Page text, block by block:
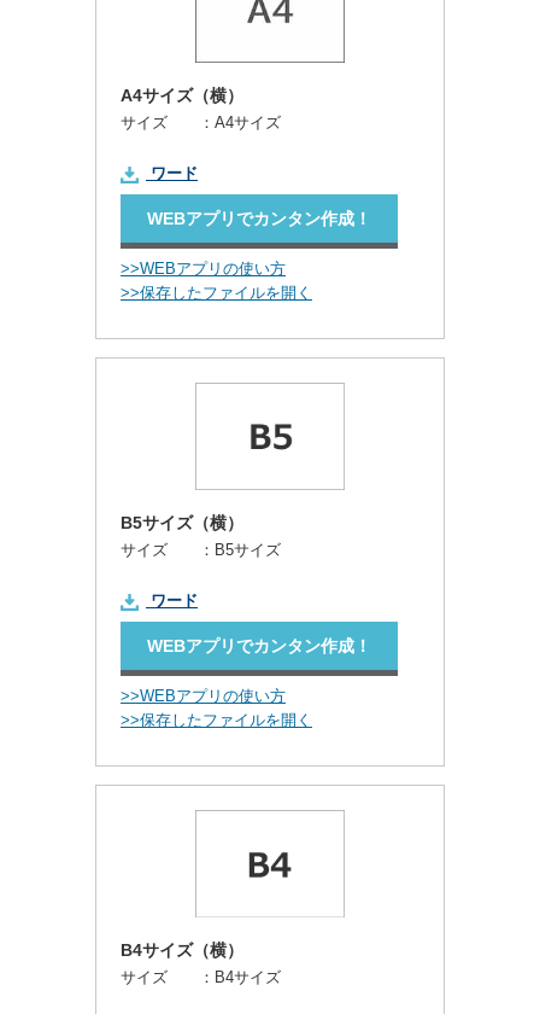
A4サイズ（横）
サイズ ： A4サイズ
ワード
WEBアプリでカンタン作成！
>>WEBアプリの使い方
>>保存したファイルを開く
B5サイズ（横）
サイズ ： B5サイズ
ワード
WEBアプリでカンタン作成！
>>WEBアプリの使い方
>>保存したファイルを開く
B4サイズ（横）
サイズ ： B4サイズ